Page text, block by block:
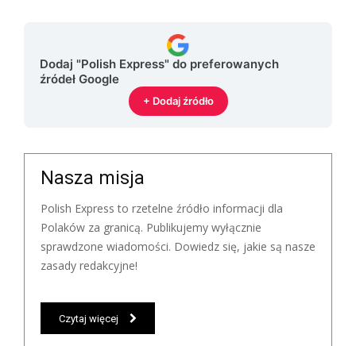
Dodaj "Polish Express" do preferowanych
źródeł Google
+ Dodaj źródło
Nasza misja
Polish Express to rzetelne źródło informacji dla
Polaków za granicą. Publikujemy wyłącznie
sprawdzone wiadomości. Dowiedz się, jakie są nasze
zasady redakcyjne!
Czytaj więcej